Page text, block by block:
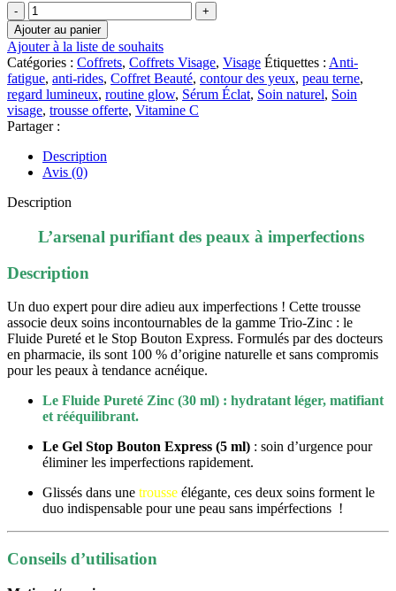
quantité
de
NOVEXPERT
PACK
trousse
Fluide
Pureté
trio
Zinc+stop
bouton
Ajouter au panier
Ajouter à la liste de souhaits
Catégories : Coffrets, Coffrets Visage, Visage Étiquettes : Anti-
fatigue, anti-rides, Coffret Beauté, contour des yeux, peau terne,
regard lumineux, routine glow, Sérum Éclat, Soin naturel, Soin
visage, trousse offerte, Vitamine C
Partager :
Description
Avis (0)
Description
L’arsenal purifiant des peaux à imperfections
Description
Un duo expert pour dire adieu aux imperfections ! Cette trousse
associe deux soins incontournables de la gamme Trio-Zinc : le
Fluide Pureté et le Stop Bouton Express. Formulés par des docteurs
en pharmacie, ils sont 100 % d’origine naturelle et sans compromis
pour les peaux à tendance acnéique.
Le Fluide Pureté Zinc (30 ml) : hydratant léger, matifiant
et rééquilibrant.
Le Gel Stop Bouton Express (5 ml) : soin d’urgence pour
éliminer les imperfections rapidement.
Glissés dans une trousse élégante, ces deux soins forment le
duo indispensable pour une peau sans impérfections !
Conseils d’utilisation